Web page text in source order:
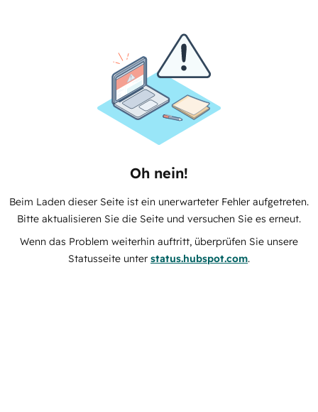
Oh nein!
Beim Laden dieser Seite ist ein unerwarteter Fehler aufgetreten.
Bitte aktualisieren Sie die Seite und versuchen Sie es erneut.
Wenn das Problem weiterhin auftritt, überprüfen Sie unsere
Statusseite unter status.hubspot.com.